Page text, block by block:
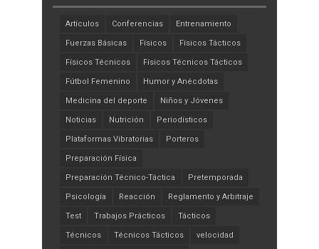
Artículos Conferencias Entrenamiento
Fuerzas Básicas Físicos Físicos Tácticos
Físicos Técnicos Físicos Técnicos Tácticos
Fútbol Femenino Humor y Anécdotas
Medicina del deporte Niños y Jóvenes
Noticias Nutrición Periodísticos
Plataformas Vibratorias Porteros
Preparación Física
Preparación Técnico-Táctica Pretemporada
Psicología Reacción Reglamento y Arbitraje
Test Trabajos Prácticos Tácticos
Técnicos Técnicos Tácticos velocidad